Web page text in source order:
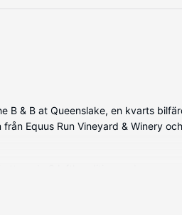
B & B at Queenslake, en kvarts
Equus Run Vineyard & Winery
Badrummen har gratis